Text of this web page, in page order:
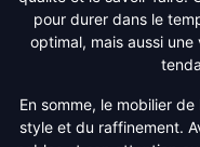
pour durer dans le
optimal, mais aussi
En somme, le mobilier
style et du raffinement.